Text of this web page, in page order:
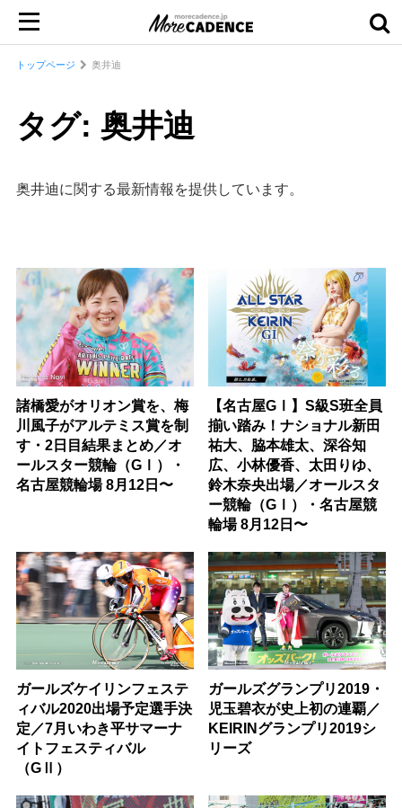
トップページ 奥井迪
タグ: 奥井迪
奥井迪に関する最新情報を提供しています。
諸橋愛がオリオン賞を、梅
川風子がアルテミス賞を制
す・2日目結果まとめ／オ
ールスター競輪（GⅠ）・
名古屋競輪場 8月12日〜
【名古屋GⅠ】S級S班全員
揃い踏み！ナショナル新田
祐大、脇本雄太、深谷知
広、小林優香、太田りゆ、
鈴木奈央出場／オールスタ
ー競輪（GⅠ）・名古屋競
輪場 8月12日〜
ガールズケイリンフェステ
ィバル2020出場予定選手決
定／7月いわき平サマーナ
イトフェスティバル
（GⅡ）
ガールズグランプリ2019・
児玉碧衣が史上初の連覇／
KEIRINグランプリ2019シ
リーズ